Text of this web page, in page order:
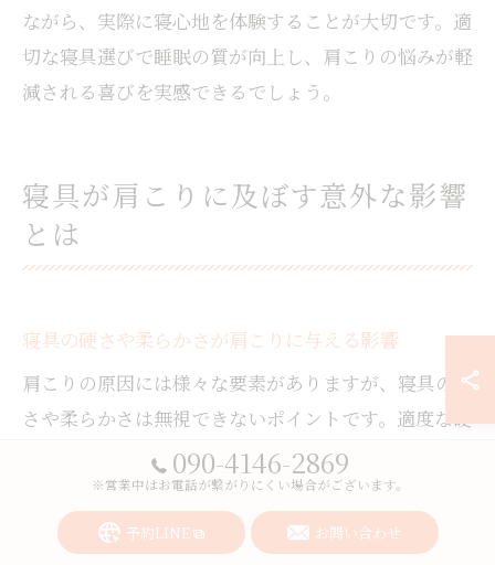
ながら、実際に寝心地を体験することが大切です。適
切な寝具選びで睡眠の質が向上し、肩こりの悩みが軽
減される喜びを実感できるでしょう。
寝具が肩こりに及ぼす意外な影響
とは
寝具の硬さや柔らかさが肩こりに与える影響
肩こりの原因には様々な要素がありますが、寝具の硬
さや柔らかさは無視できないポイントです。適度な硬
さの寝具は身体をしっかり支え、寝ている間に肩や
首へ余計な負担をかけにくくします。逆に、柔らかす
ぎる寝具は体が沈み込みやすく、肩や首の筋肉に負担
が集中しやすくなります。
090-4146-2869
※営業中はお電話が繋がりにくい場合がございます。
予約LINE お問い合わせ